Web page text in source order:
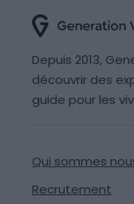
Depuis 2013,
découvrir des
guide pour les
Qui sommes
Recrutement